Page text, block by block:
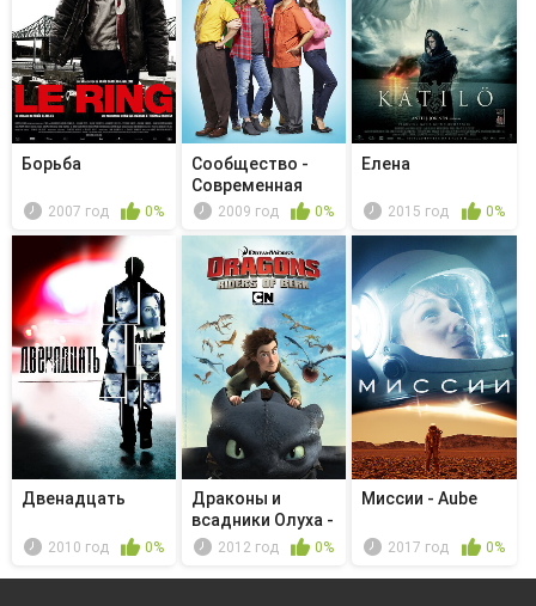
Борьба
2007 год 0%
Сообщество -
Современная
война2009 год 0%
Елена
2015 год 0%
Двенадцать
2010 год 0%
Драконы и
всадники Олуха -
День Весенья
2012 год 0%
Миссии - Aube
2017 год 0%